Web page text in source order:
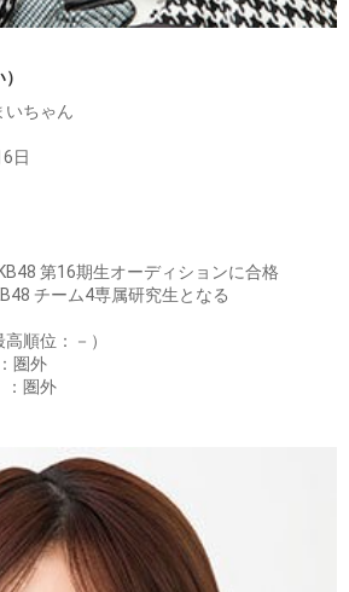
いちゃん
日
第16期生オーディションに合格
チーム4専属研究生となる
順位：－）
圏外
：圏外